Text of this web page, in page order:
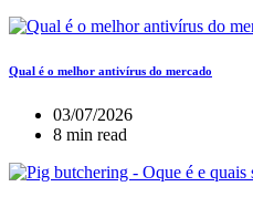
Qual é o melhor antivírus do mercado
03/07/2026
8 min read